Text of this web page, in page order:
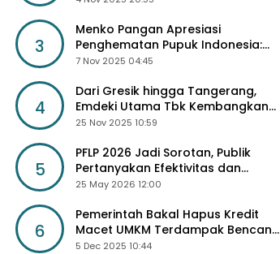
3
Menko Pangan Apresiasi
Penghematan Pupuk Indonesia:
Dorong Revitalisasi Pabrik dan
7 Nov 2025 04:45
4
Dari Gresik hingga Tangerang,
Emdeki Utama Tbk Kembangkan
Lini Produk Industri Masa Depan
25 Nov 2025 10:59
5
PFLP 2026 Jadi Sorotan, Publik
Pertanyakan Efektivitas dan
Seleksi Peserta
25 May 2026 12:00
6
Pemerintah Bakal Hapus Kredit
Macet UMKM Terdampak Bencana
Sumatra
5 Dec 2025 10:44